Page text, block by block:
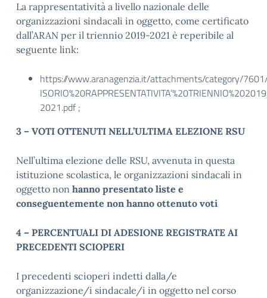
La rappresentatività a livello nazionale delle
organizzazioni sindacali in oggetto, come certificato
dall’ARAN per il triennio 2019-2021 è reperibile al
seguente link:
https://www.aranagenzia.it/attachments/category/7601/
2021.pdf ;
3 – VOTI OTTENUTI NELL’ULTIMA ELEZIONE RSU
Nell’ultima elezione delle RSU, avvenuta in questa
istituzione scolastica, le organizzazioni sindacali in
oggetto non hanno presentato liste e
conseguentemente non hanno ottenuto voti
4 – PERCENTUALI DI ADESIONE REGISTRATE AI
PRECEDENTI SCIOPERI
I precedenti scioperi indetti dalla/e
organizzazione/i sindacale/i in oggetto nel corso